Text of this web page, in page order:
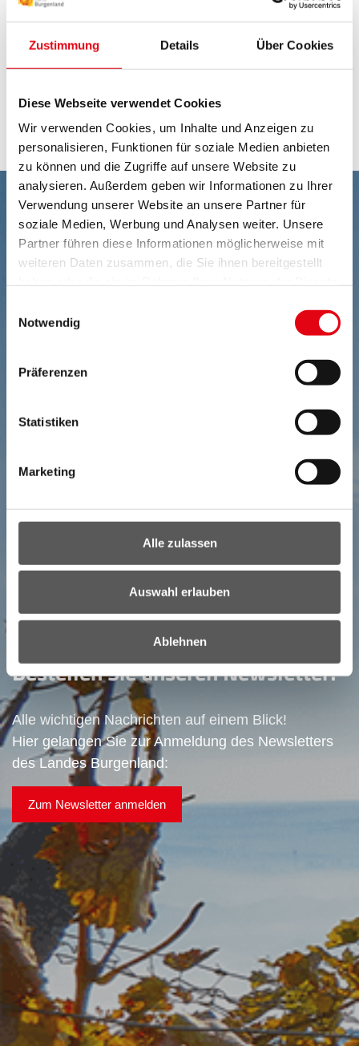
Zustimmung Details Über Cookies
Diese Webseite verwendet Cookies
Wir verwenden Cookies, um Inhalte und Anzeigen zu
personalisieren, Funktionen für soziale Medien anbieten
zu können und die Zugriffe auf unsere Website zu
analysieren. Außerdem geben wir Informationen zu Ihrer
Verwendung unserer Website an unsere Partner für
soziale Medien, Werbung und Analysen weiter. Unsere
Partner führen diese Informationen möglicherweise mit
weiteren Daten zusammen, die Sie ihnen bereitgestellt
Notwendig
Präferenzen
Statistiken
Marketing
Alle zulassen
Auswahl erlauben
Ablehnen
Pflegestützpunktmodell bekommen künftig den
Hier finden Sie die Links zur Ausschreibung der
Schiefer: Vergabe - Recht - Anwälte
Ihr direkter Draht ins Burgenland:
Bestellen Sie unseren Newsletter!
Alle wichtigen Nachrichten auf einem Blick!
Hier gelangen Sie zur Anmeldung des Newsletters
des Landes Burgenland:
Zum Newsletter anmelden